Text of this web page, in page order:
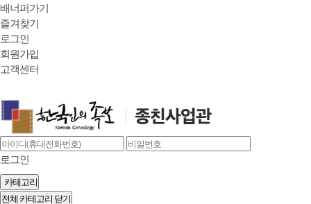
배너퍼가기
즐겨찾기
로그인
회원가입
고객센터
로그인
카테고리
전체 카테고리 닫기